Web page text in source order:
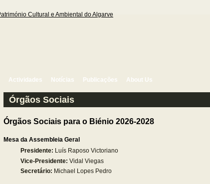
Actividades Notícias Publicações About Us
Órgãos Sociais
Órgãos Sociais para o Biénio 2026-2028
Mesa da Assembleia Geral
Presidente: Luís Raposo Victoriano
Vice-Presidente: Vidal Viegas
Secretário: Michael Lopes Pedro